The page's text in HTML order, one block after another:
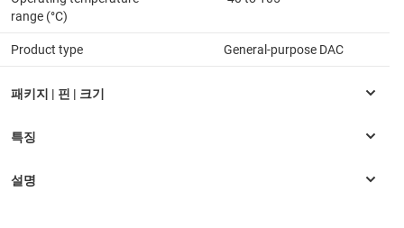
range (°C)
Product type General-purpose DAC